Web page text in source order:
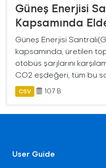
Güneş Enerjisi
Kapsamında
Güneş Enerjisi
kapsamında, üretilen
otobüs şarjlarını
CO2 eşdeğeri, tüm bu
CSV 107 B
User Guide